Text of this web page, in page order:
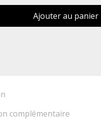
Ajouter au panier
complémentaire